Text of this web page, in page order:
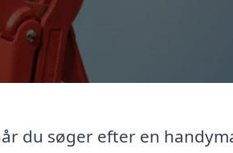
du søger efter en